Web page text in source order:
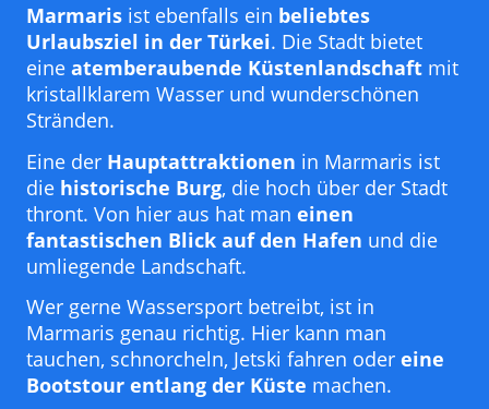
Marmaris ist ebenfalls ein beliebtes
Urlaubsziel in der Türkei. Die Stadt bietet
eine atemberaubende Küstenlandschaft mit
kristallklarem Wasser und wunderschönen
Stränden.
Eine der Hauptattraktionen in Marmaris ist
die historische Burg, die hoch über der Stadt
thront. Von hier aus hat man einen
fantastischen Blick auf den Hafen und die
umliegende Landschaft.
Wer gerne Wassersport betreibt, ist in
Marmaris genau richtig. Hier kann man
tauchen, schnorcheln, Jetski fahren oder eine
Bootstour entlang der Küste machen.